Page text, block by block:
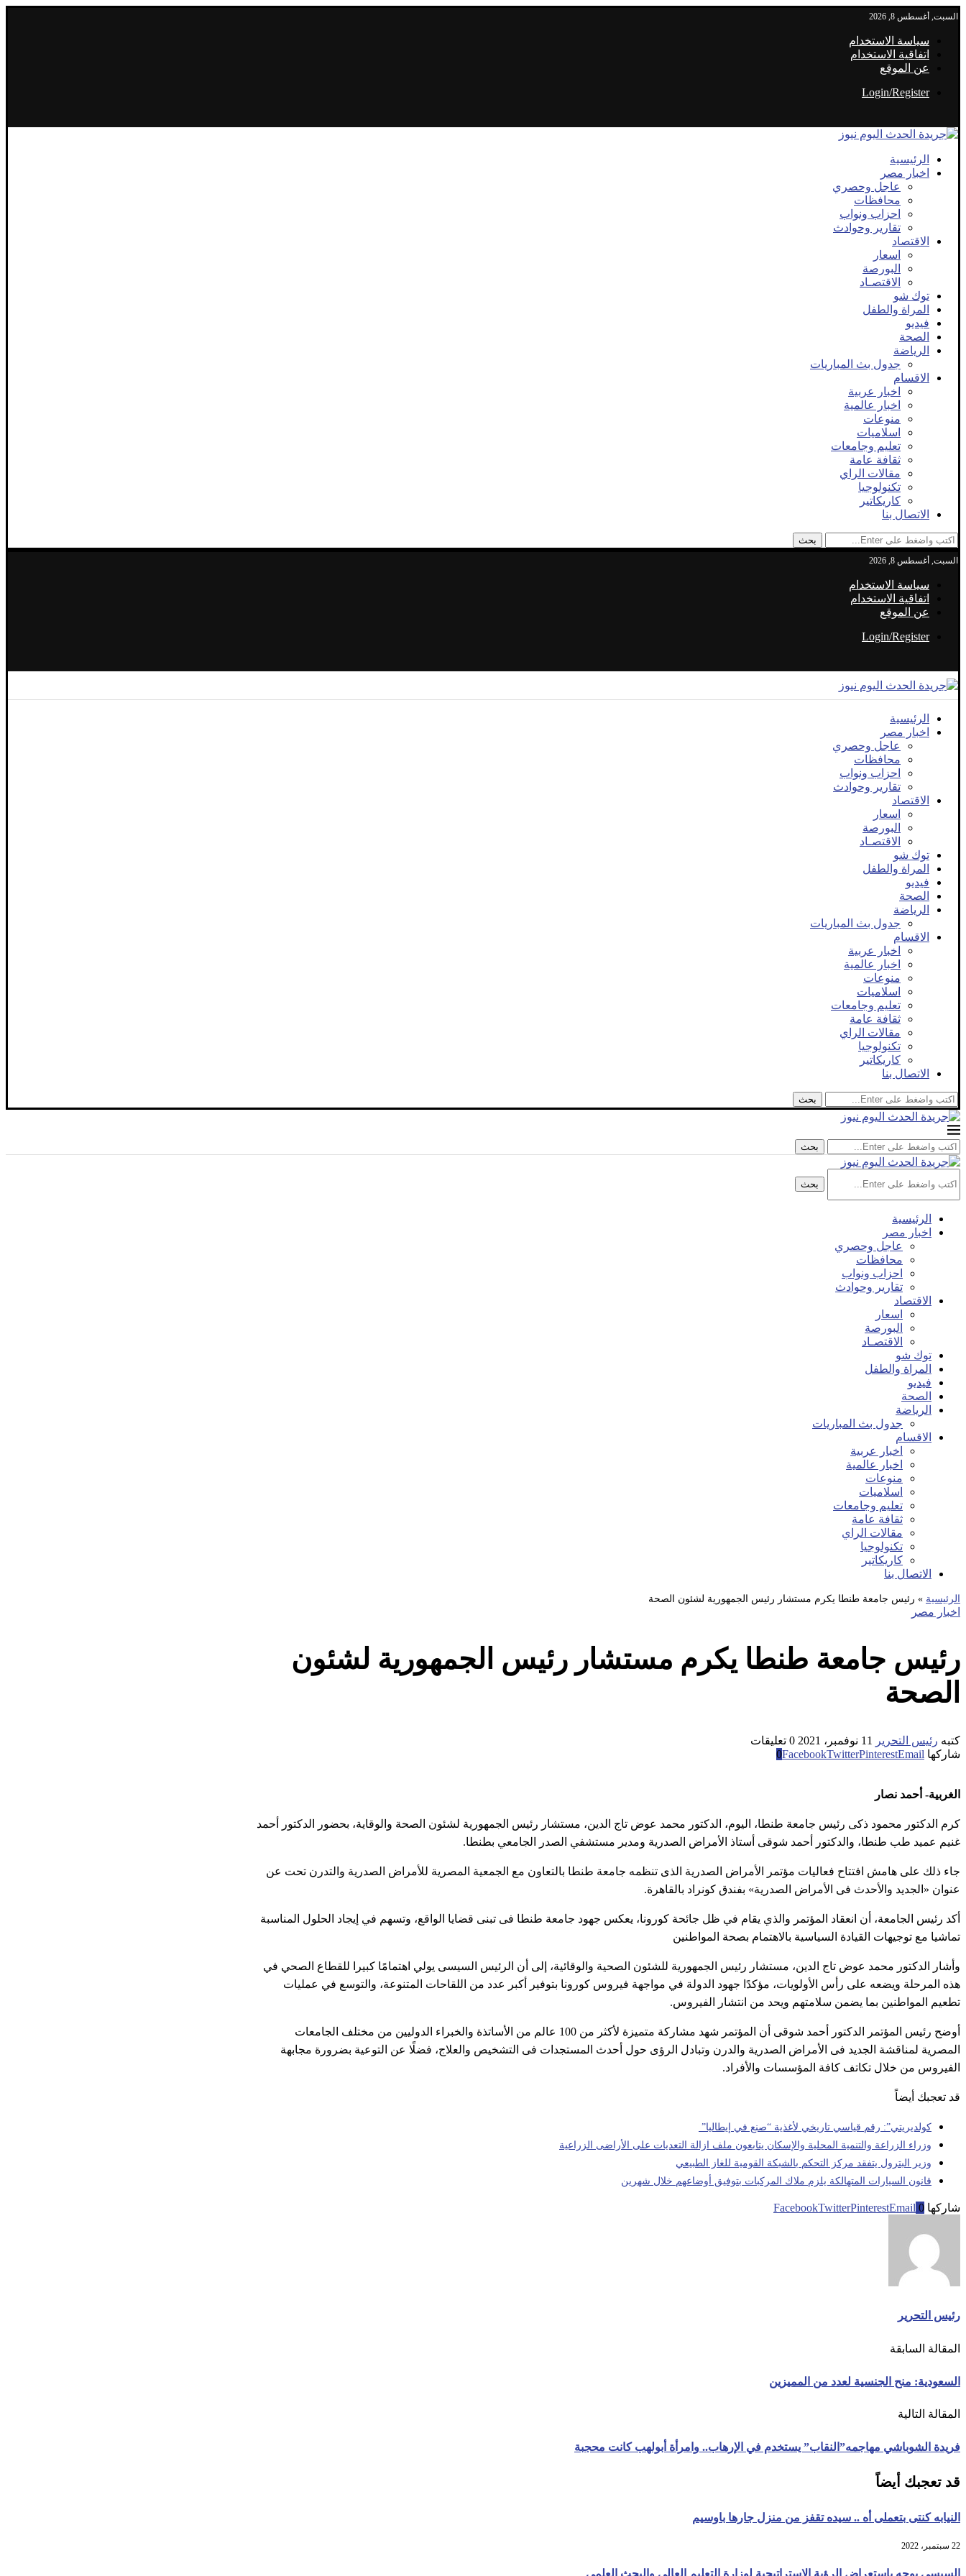
السبت, أغسطس 8, 2026
سياسة الاستخدام
اتفاقية الاستخدام
عن الموقع
Login/Register
الرئيسية
اخبار مصر
عاجل وحصري
محافظات
احزاب ونواب
تقارير وحوادث
الاقتصاد
اسعار
البورصة
الاقتصـاد
توك شو
المراة والطفل
فيديو
الصحة
الرياضة
جدول بث المباريات
الاقسام
اخبار عربية
اخبار عالمية
منوعات
اسلاميات
تعليم وجامعات
ثقافة عامة
مقالات الراي
تكنولوجيا
كاريكاتير
الاتصال بنا
بحث
السبت, أغسطس 8, 2026
سياسة الاستخدام
اتفاقية الاستخدام
عن الموقع
Login/Register
الرئيسية
اخبار مصر
عاجل وحصري
محافظات
احزاب ونواب
تقارير وحوادث
الاقتصاد
اسعار
البورصة
الاقتصـاد
توك شو
المراة والطفل
فيديو
الصحة
الرياضة
جدول بث المباريات
الاقسام
اخبار عربية
اخبار عالمية
منوعات
اسلاميات
تعليم وجامعات
ثقافة عامة
مقالات الراي
تكنولوجيا
كاريكاتير
الاتصال بنا
بحث
بحث
بحث
الرئيسية
اخبار مصر
عاجل وحصري
محافظات
احزاب ونواب
تقارير وحوادث
الاقتصاد
اسعار
البورصة
الاقتصـاد
توك شو
المراة والطفل
فيديو
الصحة
الرياضة
جدول بث المباريات
الاقسام
اخبار عربية
اخبار عالمية
منوعات
اسلاميات
تعليم وجامعات
ثقافة عامة
مقالات الراي
تكنولوجيا
كاريكاتير
الاتصال بنا
الرئيسية » رئيس جامعة طنطا يكرم مستشار رئيس الجمهورية لشئون الصحة
اخبار مصر
رئيس جامعة طنطا يكرم مستشار رئيس الجمهورية لشئون
الصحة
كتبه رئيس التحرير 11 نوفمبر، 2021
0 تعليقات
شاركها
0FacebookTwitterPinterestEmail
الغربية- أحمد نصار
كرم الدكتور محمود ذكى رئيس جامعة طنطا، اليوم، الدكتور محمد عوض تاج الدين، مستشار رئيس الجمهورية لشئون الصحة والوقاية، بحضور الدكتور أحمد
غنيم عميد طب طنطا، والدكتور أحمد شوقى أستاذ الأمراض الصدرية ومدير مستشفي الصدر الجامعي بطنطا.
جاء ذلك على هامش افتتاح فعاليات مؤتمر الأمراض الصدرية الذى تنظمه جامعة طنطا بالتعاون مع الجمعية المصرية للأمراض الصدرية والتدرن تحت عن
عنوان «الجديد والأحدث فى الأمراض الصدرية» بفندق كونراد بالقاهرة.
أكد رئيس الجامعة، أن انعقاد المؤتمر والذي يقام في ظل جائحة كورونا، يعكس جهود جامعة طنطا فى تبنى قضايا الواقع، وتسهم في إيجاد الحلول المناسبة
تماشيا مع توجيهات القيادة السياسية بالاهتمام بصحة المواطنين
وأشار الدكتور محمد عوض تاج الدين، مستشار رئيس الجمهورية للشئون الصحية والوقائية، إلى أن الرئيس السيسى يولي اهتمامًا كبيرا للقطاع الصحي في
هذه المرحلة ويضعه على رأس الأولويات، مؤكدًا جهود الدولة في مواجهة فيروس كورونا بتوفير أكبر عدد من اللقاحات المتنوعة، والتوسع في عمليات
تطعيم المواطنين بما يضمن سلامتهم ويحد من انتشار الفيروس.
أوضح رئيس المؤتمر الدكتور أحمد شوقى أن المؤتمر شهد مشاركة متميزة لأكثر من 100 عالم من الأساتذة والخبراء الدوليين من مختلف الجامعات
المصرية لمناقشة الجديد فى الأمراض الصدرية والدرن وتبادل الرؤى حول أحدث المستجدات فى التشخيص والعلاج، فضلًا عن التوعية بضرورة مجابهة
الفيروس من خلال تكاتف كافة المؤسسات والأفراد.
قد تعجبك أيضاً
كولديريتي”: رقم قياسي تاريخي لأغذية “صنع في إيطاليا”
وزراء الزراعة والتنمية المحلية والإسكان يتابعون ملف ازالة التعديات على الأراضى الزراعية
وزير البترول يتفقد مركز التحكم بالشبكة القومية للغاز الطبيعي
قانون السيارات المتهالكة يلزم ملاك المركبات بتوفيق أوضاعهم خلال شهرين
شاركها 0
FacebookTwitterPinterestEmail
رئيس التحرير
المقالة السابقة
السعودية: منح الجنسية لعدد من المميزين
المقالة التالية
فريدة الشوباشي مهاجمه”النقاب” يستخدم في الإرهاب.. وامرأة أبولهب كانت محجبة
قد تعجبك أيضاً
النيابه كنتى بتعملى أه .. سيده تقفز من منزل جارها باوسيم
22 سبتمبر، 2022
السيسى يوجه باستعراض الرؤية الاستراتيجية لوزارة التعليم العالي والبحث العلمي